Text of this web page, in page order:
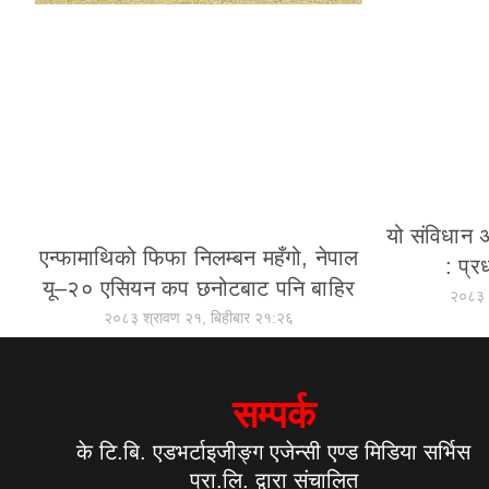
एन्फामाथिको फिफा निलम्बन महँगो, नेपाल
यू–२० एसियन कप छनोटबाट पनि बाहिर
२०८३ श्रावण २१, बिहीबार २१:२६
यो संविधान
:
२०८३
सम्पर्क
के टि.बि. एडभर्टाइजीङ्ग एजेन्सी एण्ड मिडिया सर्भिस
प्रा.लि. द्वारा संचालित